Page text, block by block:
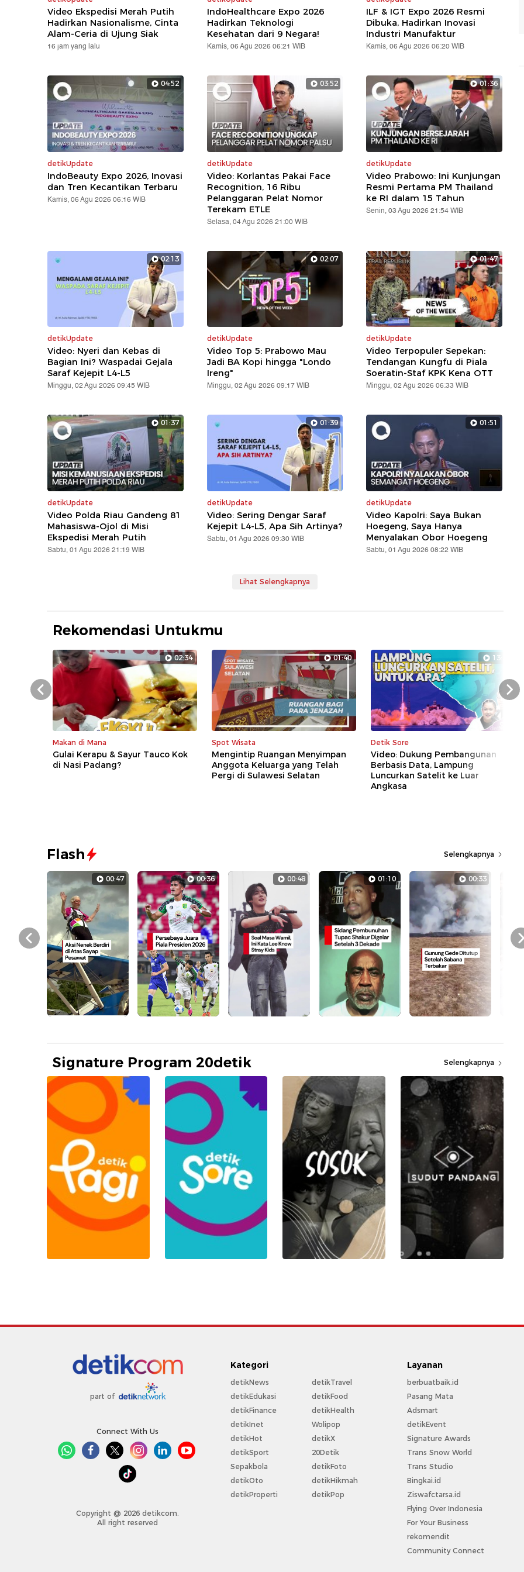
Video Ekspedisi Merah Putih
Hadirkan Nasionalisme, Cinta
Alam-Ceria di Ujung Siak
16 jam yang lalu
IndoHealthcare Expo 2026
Hadirkan Teknologi
Kesehatan dari 9 Negara!
Kamis, 06 Agu 2026 06:21 WIB
ILF & IGT Expo 2026 Resmi
Dibuka, Hadirkan Inovasi
Industri Manufaktur
Kamis, 06 Agu 2026 06:20 WIB
04:52
detikUpdate
IndoBeauty Expo 2026, Inovasi
dan Tren Kecantikan Terbaru
Kamis, 06 Agu 2026 06:16 WIB
03:52
detikUpdate
Video: Korlantas Pakai Face
Recognition, 16 Ribu
Pelanggaran Pelat Nomor
Terekam ETLE
Selasa, 04 Agu 2026 21:00 WIB
01:36
detikUpdate
Video Prabowo: Ini Kunjungan
Resmi Pertama PM Thailand
ke RI dalam 15 Tahun
Senin, 03 Agu 2026 21:54 WIB
02:13
detikUpdate
Video: Nyeri dan Kebas di
Bagian Ini? Waspadai Gejala
Saraf Kejepit L4-L5
Minggu, 02 Agu 2026 09:45 WIB
02:07
detikUpdate
Video Top 5: Prabowo Mau
Jadi BA Kopi hingga "Londo
Ireng"
Minggu, 02 Agu 2026 09:17 WIB
01:47
detikUpdate
Video Terpopuler Sepekan:
Tendangan Kungfu di Piala
Soeratin-Staf KPK Kena OTT
Minggu, 02 Agu 2026 06:33 WIB
01:37
detikUpdate
Video Polda Riau Gandeng 81
Mahasiswa-Ojol di Misi
Ekspedisi Merah Putih
Sabtu, 01 Agu 2026 21:19 WIB
01:39
detikUpdate
Video: Sering Dengar Saraf
Kejepit L4-L5, Apa Sih Artinya?
Sabtu, 01 Agu 2026 09:30 WIB
01:51
detikUpdate
Video Kapolri: Saya Bukan
Hoegeng, Saya Hanya
Menyalakan Obor Hoegeng
Sabtu, 01 Agu 2026 08:22 WIB
Lihat Selengkapnya
Rekomendasi Untukmu
02:34
Makan di Mana
Gulai Kerapu & Sayur Tauco Kok
di Nasi Padang?
01:40
Spot Wisata
Mengintip Ruangan Menyimpan
Anggota Keluarga yang Telah
Pergi di Sulawesi Selatan
13:28
Detik Sore
Video: Dukung Pembangunan
Berbasis Data, Lampung
Luncurkan Satelit ke Luar
Angkasa
Prev Next
Flash Selengkapnya
00:47 00:36 00:48 01:10 00:33
Prev
Signature Program 20detik Selengkapnya
part of
Connect With Us
Copyright @ 2026 detikcom.
All right reserved
Kategori
detikNews
detikEdukasi
detikFinance
detikInet
detikHot
detikSport
Sepakbola
detikOto
detikProperti
detikTravel
detikFood
detikHealth
Wolipop
detikX
20Detik
detikFoto
detikHikmah
detikPop
Layanan
berbuatbaik.id
Pasang Mata
Adsmart
detikEvent
Signature Awards
Trans Snow World
Trans Studio
Bingkai.id
Ziswafctarsa.id
Flying Over Indonesia
For Your Business
rekomendit
Community Connect